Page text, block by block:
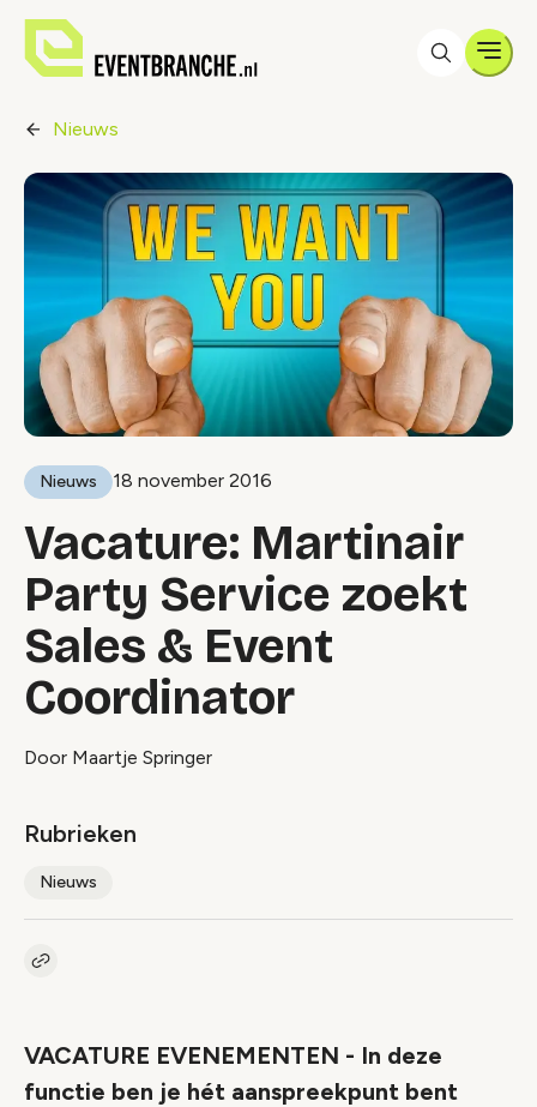
Nieuws
Nieuws 18 november 2016
Vacature: Martinair
Party Service zoekt
Sales & Event
Coordinator
Door Maartje Springer
Rubrieken
Nieuws
Kopieer link naar artikel
VACATURE EVENEMENTEN - In deze
functie ben je hét aanspreekpunt bent